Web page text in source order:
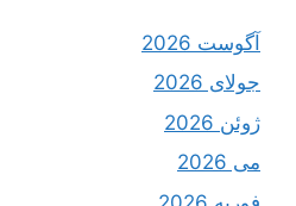
آگوست 2026
جولای 2026
ژوئن 2026
می 2026